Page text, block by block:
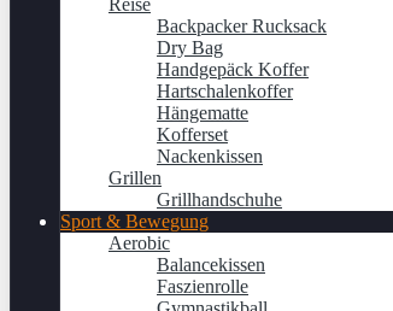
Reise
Backpacker Rucksack
Dry Bag
Handgepäck Koffer
Hartschalenkoffer
Hängematte
Kofferset
Nackenkissen
Grillen
Grillhandschuhe
Sport & Bewegung
Aerobic
Balancekissen
Faszienrolle